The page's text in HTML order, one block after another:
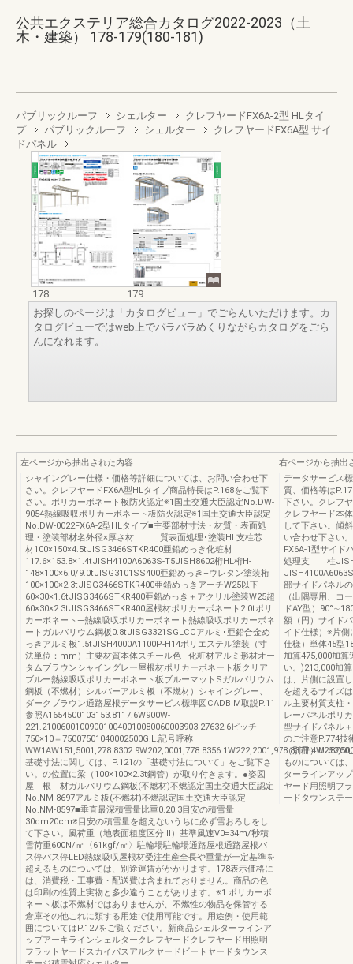
公共エクステリア総合カタログ2022-2023（土
木・建築） 178-179(180-181)
パブリックルーフ シェルター
クレフヤードFX6A-2型 HLタイ
プ
パブリックルーフ シェルター
クレフヤードFX6A型 サイ
ドパネル
178
179
お探しのページは「カタログビュー」でごらんいただけます。カ
タログビューではweb上でパラパラめくりながらカタログをごら
んになれます。
左ページから抽出された内容
シャイングレー仕様・価格等詳細については、お問い合わせ下
さい。クレフヤードFX6A型HLタイプ商品特長はP.168をご覧下
さい。ポリカーボネート板防火認定※1国土交通大臣認定No.DW-
9054熱線吸収ポリカーボネート板防火認定※1国土交通大臣認定
No.DW-0022FX6A-2型HLタイプ■主要部材寸法・材質・表面処
理・塗装部材名外径×厚さ材 質表面処理･塗装HL支柱芯
材100×150×4.5tJISG3466STKR400亜鉛めっき化粧材
117.6×153.8×1.4tJISH4100A6063S-T5JISH8602桁HL桁H-
148×100×6.0/9.0tJISG3101SS400亜鉛めっき+ウレタン塗装桁
100×100×2.3tJISG3466STKR400亜鉛めっきアーチW25以下
60×30×1.6tJISG3466STKR400亜鉛めっき＋アクリル塗装W25超
60×30×2.3tJISG3466STKR400屋根材ポリカーボネート2.0tポリ
カーボネート—熱線吸収ポリカーボネート熱線吸収ポリカーボネ
ートガルバリウム鋼板0.8tJISG3321SGLCCアルミ･亜鉛合金め
っきアルミ板1.5tJISH4000A1100P-H14ポリエステル塗装（寸
法単位：mm）主要材質本体スチール色―化粧材アルミ形材オー
タムブラウンシャイングレー屋根材ポリカーボネート板クリア
ブルー熱線吸収ポリカーボネート板ブルーマットSガルバリウム
鋼板（不燃材）シルバーアルミ板（不燃材）シャイングレー、
ダークブラウン通路屋根データサービス標準図CADBIM取説P.11
参照A1654500103153.8117.6W900W-
221.210060010090010040010080060003903.27632.6ピッチ
750×10＝75007501040002500G.L.記号呼称
基礎寸法に関しては、P.121の「基礎寸法について」をご覧下さ
い。の位置に梁（100×100×2.3t鋼管）が取り付きます。●姿図
屋 根 材ガルバリウム鋼板(不燃材)不燃認定国土交通大臣認定
No.NM-8697アルミ板(不燃材)不燃認定国土交通大臣認定
No.NM-8597■垂直最深積雪量比重0.20.3目安の積雪量
30cm20cm※目安の積雪量を超えないうちに必ず雪おろしをし
て下さい。風荷重（地表面粗度区分Ⅲ）基準風速V0=34m/秒積
雪荷重600N/㎡〈61kgf/㎡〉駐輪場駐輪場通路屋根通路屋根バ
ス停バス停LED熱線吸収屋根材受注生産全長や重量が一定基準を
超えるものについては、別途運賃がかかります。178表示価格に
は、消費税・工事費・配送費は含まれておりません。商品の色
は印刷の性質上実物と多少違うことがあります。※1 ポリカーボ
ネート板は不燃材ではありませんが、不燃性の物品を保管する
倉庫その他これに類する用途で使用可能です。用途例・使用範
囲についてはP.127をご覧ください。新商品シェルターラインア
ップアーキラインシェルタークレフヤードクレフヤード用照明
フラットヤードスカイパスアルクヤードビートヤードタウンス
右ページから抽出
データサービス
質、価格等は
下さい。クレフ
クレフヤード本
して下さい。傾
い合わせ下さい
FX6A-1型サイ
処理支 柱
部サイドパネル
（出隅専用、コ
ドAY型）
額（円）サイド
イド仕様）※片側
仕様）単体45型
加算475,000加算
い。)213,000加
は、片側に設置
を超えるサイズ
ル主要材質支柱
レーパネルポリ
型サイドパネル
のご注意P.774技
（別冊）
ものについては
ターラインアッ
ヤード用照明フ
ードタウンステ